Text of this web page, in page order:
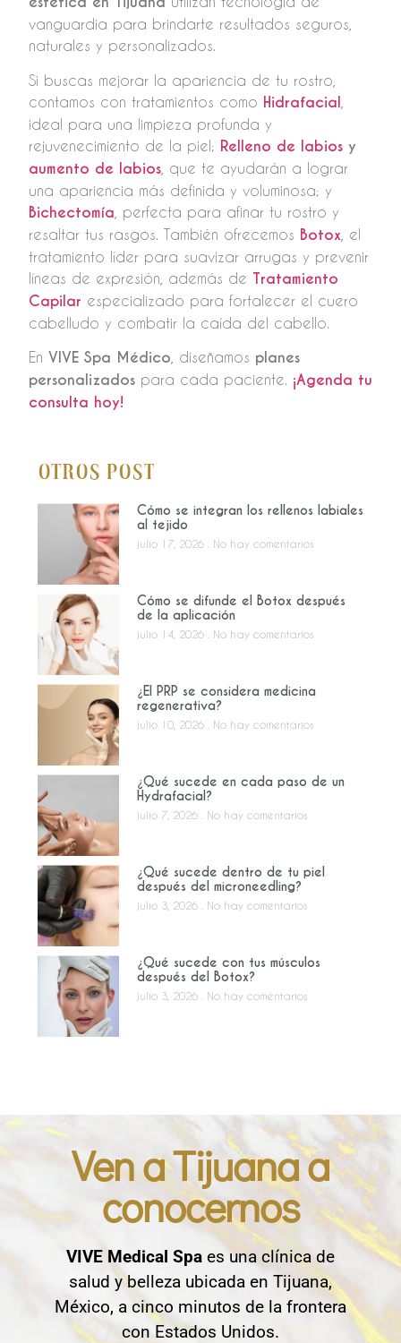
Otros Post
Cómo se integran los rellenos labiales
al tejido
julio 17, 2026 No hay comentarios
Cómo se difunde el Botox después
de la aplicación
julio 14, 2026 No hay comentarios
¿El PRP se considera medicina
regenerativa?
julio 10, 2026 No hay comentarios
¿Qué sucede en cada paso de un
Hydrafacial?
julio 7, 2026 No hay comentarios
¿Qué sucede dentro de tu piel
después del microneedling?
julio 3, 2026 No hay comentarios
¿Qué sucede con tus músculos
después del Botox?
julio 3, 2026 No hay comentarios
vanguardia para brindarte resultados seguros,
naturales y personalizados.
Si buscas mejorar la apariencia de tu rostro,
contamos con tratamientos como Hidrafacial
ideal para una limpieza profunda y
rejuvenecimiento de la piel; Relleno de labios y
aumento de labios , que te ayudarán a lograr
una apariencia más definida y voluminosa; y
Bichectomía , perfecta para afinar tu rostro y
resaltar tus rasgos. También ofrecemos Botox , el
tratamiento líder para suavizar arrugas y prevenir
líneas de expresión, además de Tratamiento
Capilar especializado para fortalecer el cuero
cabelludo y combatir la caída del cabello.
En VIVE Spa Médico , diseñamos planes
personalizados para cada paciente. ¡Agenda tu
consulta hoy!
Ven a Tijuana a
conocernos
VIVE Medical Spa es una clínica de
salud y belleza ubicada en Tijuana,
México, a cinco minutos de la frontera
con Estados Unidos.